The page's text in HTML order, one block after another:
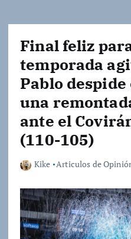
mundo de
artículos y
Final feliz
temporada
Pablo
una
ante el
(110-105)
Kike Articulos de